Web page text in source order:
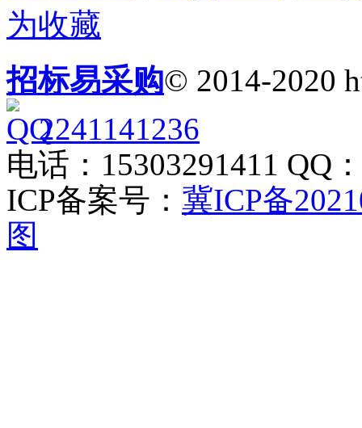
为收藏
招标易采购© 2014-2020
2241141236
电话：15303291411 QQ
ICP备案号： 冀ICP备
图